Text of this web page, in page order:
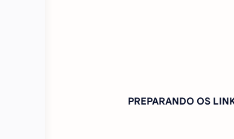
PREPARANDO OS